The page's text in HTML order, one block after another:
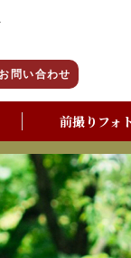
問い合わせ
前撮りフォ
写真撮影よくあ